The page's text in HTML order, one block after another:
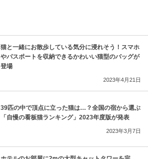
猫と一緒にお散歩している気分に浸れそう！スマホ
やパスポートを収納できるかわいい猫型のバッグが
登場
2023年4月21日
39匹の中で頂点に立った猫は…？全国の宿から選ぶ
「自慢の看板猫ランキング」2023年度版が発表
2023年3月7日